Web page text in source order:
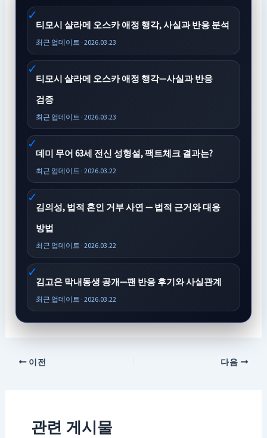
티모시 샬라메 오스카 애정 행각, 사실과 반응 분석
최근 업데이트 · 2026.03.23
티모시 샬라메 오스카 애정 행각—사실과 반응
검증
최근 업데이트 · 2026.03.23
데미 무어 63세 전신 성형설, 팩트체크 결과는?
최근 업데이트 · 2026.03.22
김의성, 법적 혼인 거부 사연 — 법적 근거와 대응
방법
최근 업데이트 · 2026.03.22
김고은 막내동생 공개—팬 반응 후기와 사실관계
최근 업데이트 · 2026.03.22
이전 다음
관련 게시물